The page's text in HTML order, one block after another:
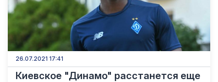
26.07.2021 17:41
Киевское "Динамо" расстанется еще